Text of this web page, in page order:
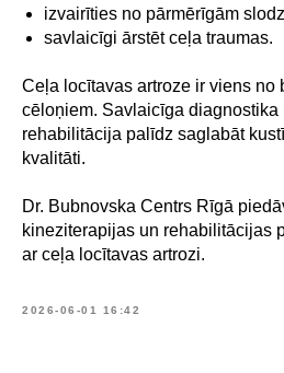
izvairīties no pārmērīgām
savlaicīgi ārstēt ceļa traumas.
Ceļa locītavas artroze ir viens no
cēloņiem. Savlaicīga
rehabilitācija palīdz saglabāt
kvalitāti.
Dr. Bubnovska Centrs Rīgā
kineziterapijas un rehabilitācijas
ar ceļa locītavas artrozi.
2026-06-01 16:42